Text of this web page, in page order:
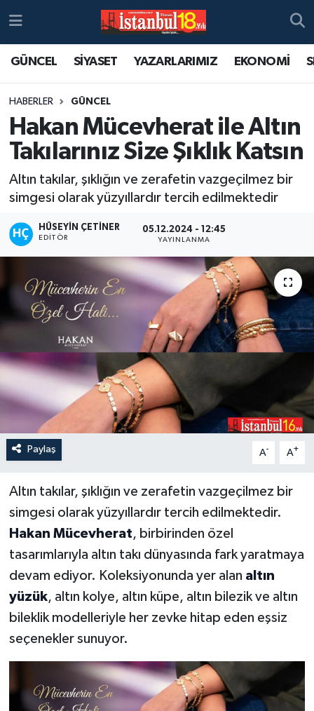
GÜNCEL SİYASET YAZARLARIMIZ EKONOMİ
HABERLER GÜNCEL
Hakan Mücevherat ile Altın
Takılarınız Size Şıklık Katsın
Altın takılar, şıklığın ve zerafetin vazgeçilmez bir
simgesi olarak yüzyıllardır tercih edilmektedir
HÜSEYIN ÇETINER
EDITÖR
05.12.2024 - 12:45
YAYINLANMA
Paylaş A- A+
Altın takılar, şıklığın ve zerafetin vazgeçilmez bir
simgesi olarak yüzyıllardır tercih edilmektedir.
Hakan Mücevherat, birbirinden özel
tasarımlarıyla altın takı dünyasında fark yaratmaya
devam ediyor. Koleksiyonunda yer alan altın
yüzük, altın kolye, altın küpe, altın bilezik ve altın
bileklik modelleriyle her zevke hitap eden eşsiz
seçenekler sunuyor.